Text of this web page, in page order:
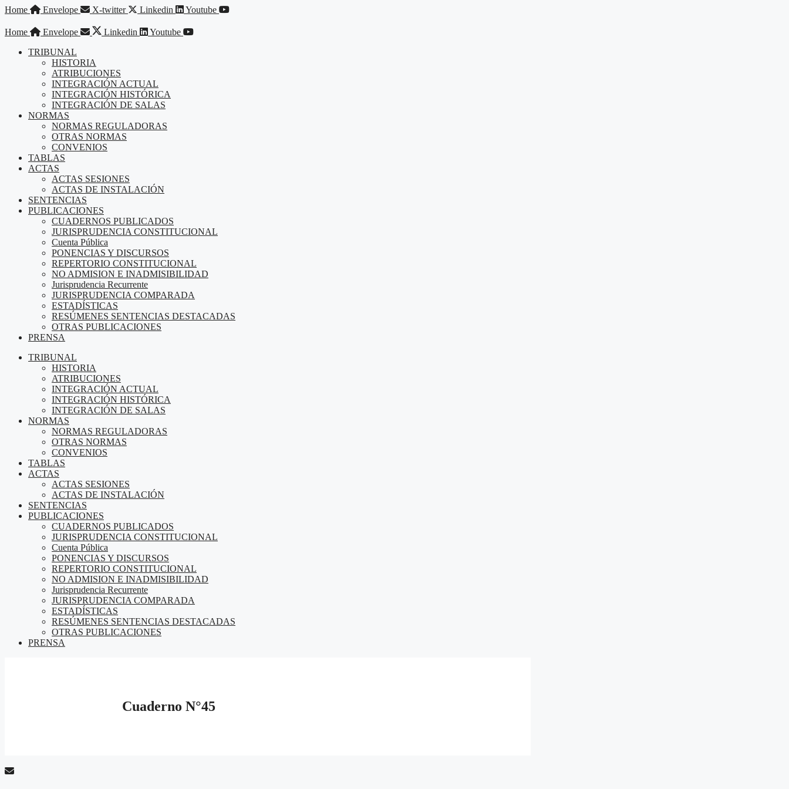
Saltar
contenido
Home Envelope X-twitter Linkedin Youtube
Home Envelope Linkedin
Youtube
TRIBUNAL
HISTORIA
ATRIBUCIONES
INTEGRACIÓN ACTUAL
INTEGRACIÓN HISTÓRICA
INTEGRACIÓN DE SALAS
NORMAS
NORMAS REGULADORAS
OTRAS NORMAS
CONVENIOS
TABLAS
ACTAS
ACTAS SESIONES
ACTAS DE INSTALACIÓN
SENTENCIAS
PUBLICACIONES
CUADERNOS PUBLICADOS
JURISPRUDENCIA CONSTITUCIONAL
Cuenta Pública
PONENCIAS Y DISCURSOS
REPERTORIO CONSTITUCIONAL
NO ADMISION E INADMISIBILIDAD
Jurisprudencia Recurrente
JURISPRUDENCIA COMPARADA
ESTADÍSTICAS
RESÚMENES SENTENCIAS DESTACADAS
OTRAS PUBLICACIONES
PRENSA
TRIBUNAL
HISTORIA
ATRIBUCIONES
INTEGRACIÓN ACTUAL
INTEGRACIÓN HISTÓRICA
INTEGRACIÓN DE SALAS
NORMAS
NORMAS REGULADORAS
OTRAS NORMAS
CONVENIOS
TABLAS
ACTAS
ACTAS SESIONES
ACTAS DE INSTALACIÓN
SENTENCIAS
PUBLICACIONES
CUADERNOS PUBLICADOS
JURISPRUDENCIA CONSTITUCIONAL
Cuenta Pública
PONENCIAS Y DISCURSOS
REPERTORIO CONSTITUCIONAL
NO ADMISION E INADMISIBILIDAD
Jurisprudencia Recurrente
JURISPRUDENCIA COMPARADA
ESTADÍSTICAS
RESÚMENES SENTENCIAS DESTACADAS
OTRAS PUBLICACIONES
PRENSA
Cuaderno N°45